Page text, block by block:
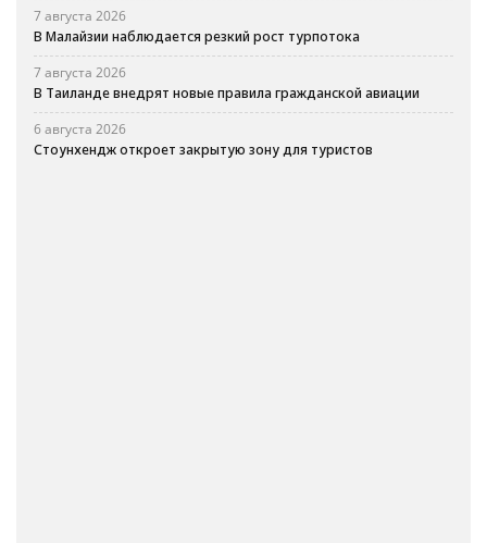
7 августа 2026
В Малайзии наблюдается резкий рост турпотока
7 августа 2026
В Таиланде внедрят новые правила гражданской авиации
6 августа 2026
Стоунхендж откроет закрытую зону для туристов